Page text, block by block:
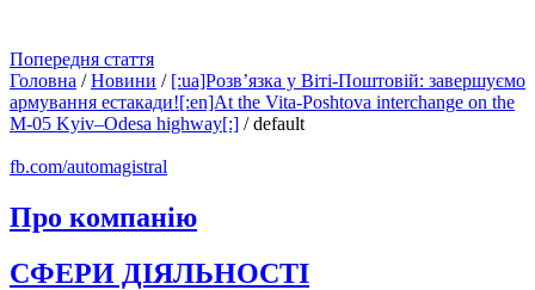
Попередня стаття
Головна / Новини / [:ua]Розв’язка у Віті-Поштовій: завершуємо
армування естакади![:en]At the Vita-Poshtova interchange on the
M-05 Kyiv–Odesa highway[:] / default
fb.com/automagistral
Про компанію
СФЕРИ ДІЯЛЬНОСТІ